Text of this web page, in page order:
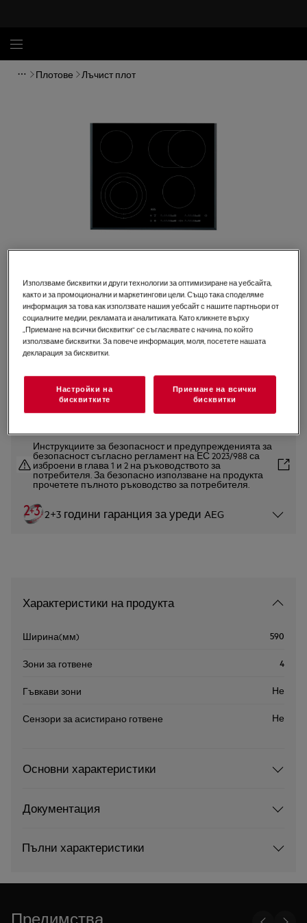
Плотове Лъчист плот
HK654070FB
3000 Лъчист плот 60 cm
4.8 (33)
Продуктов информационен лист
Инструкциите за безопасност и предупрежденията за
безопасност съгласно регламент на ЕС 2023/988 са
изброени в глава 1 и 2 на ръководството за
потребителя. За безопасно използване на продукта
прочетете пълното ръководство за потребителя.
2+3 години гаранция за уреди AEG
Характеристики на продукта
Ширина(мм) 590
Зони за готвене 4
Гъвкави зони Не
Сензори за асистирано готвене Не
Основни характеристики
Документация
Пълни характеристики
Предимства
Използваме бисквитки и други технологии за оптимизиране на уебсайта,
както и за промоционални и маркетингови цели. Също така споделяме
информация за това как използвате нашия уебсайт с нашите партньори от
социалните медии, рекламата и аналитиката. Като кликнете върху
„Приемане на всички бисквитки“ се съгласявате с начина, по който
използваме бисквитки. За повече информация, моля, посетете нашата
декларация за бисквитки.
Настройки на
бисквитките
Приемане на всички
бисквитки